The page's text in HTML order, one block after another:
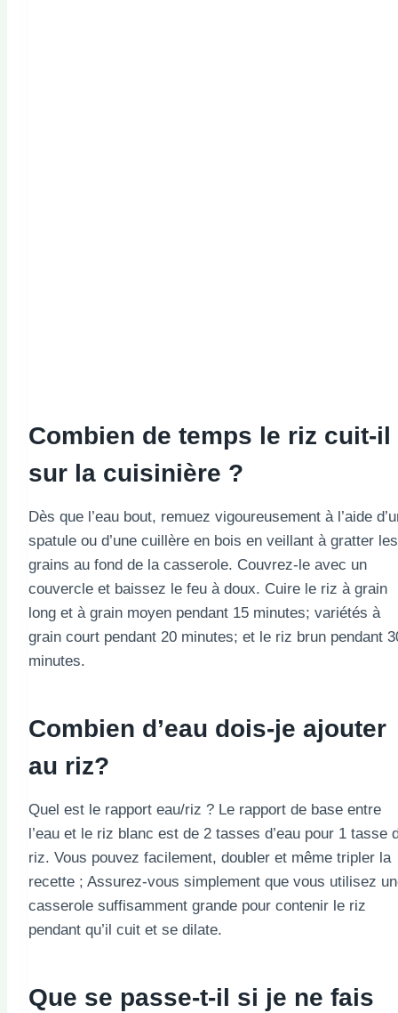
Combien de temps le riz cuit-il
sur la cuisinière ?
Dès que l’eau bout, remuez vigoureusement à l’aide
spatule ou d’une cuillère en bois en veillant à gratter les
grains au fond de la casserole. Couvrez-le avec un
couvercle et baissez le feu à doux. Cuire le riz à grain
long et à grain moyen pendant 15 minutes; variétés à
grain court pendant 20 minutes; et le riz brun pendant
minutes.
Combien d’eau dois-je ajouter
au riz?
Quel est le rapport eau/riz ? Le rapport de base entre
l’eau et le riz blanc est de 2 tasses d’eau pour 1 tasse
riz. Vous pouvez facilement, doubler et même tripler la
recette ; Assurez-vous simplement que vous utilisez
casserole suffisamment grande pour contenir le riz
pendant qu’il cuit et se dilate.
Que se passe-t-il si je ne fais